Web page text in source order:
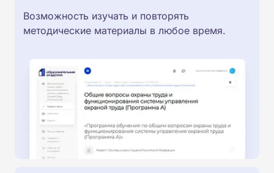
Возможность изучать и повторять
методические материалы в любое время.